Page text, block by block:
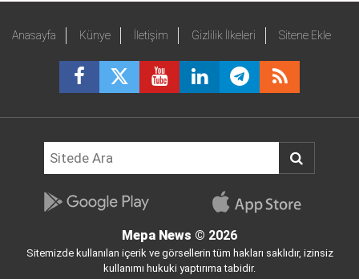
Anasayfa Künye İletişim Gizlilik İlkeleri Sitene Ekle
Mepa News © 2026
Sitemizde kullanılan içerik ve görsellerin tüm hakları saklıdır, izinsiz
kullanımı hukuki yaptırıma tabidir.